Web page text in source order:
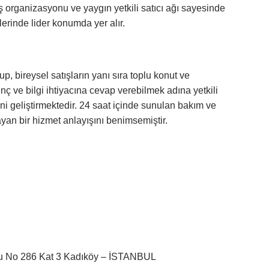
ve yaygın yetkili satıcı ağı sayesinde
lider konumda yer alır.
bireysel satışların yanı sıra toplu konut ve
ve bilgi ihtiyacına cevap verebilmek adına yetkili
geliştirmektedir. 24 saat içinde sunulan bakım ve
bir hizmet anlayışını benimsemiştir.
286 Kat 3 Kadıköy – İSTANBUL